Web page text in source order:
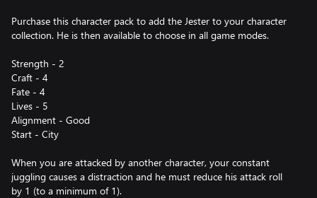
Purchase this character pack to add the Jester to your character
collection. He is then available to choose in all game modes.
Strength - 2
Craft - 4
Fate - 4
Lives - 5
Alignment - Good
Start - City
When you are attacked by another character, your constant
juggling causes a distraction and he must reduce his attack roll
by 1 (to a minimum of 1).